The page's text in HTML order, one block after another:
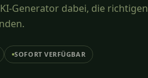
Generator dabei, die richtigen
SOFORT VERFÜGBAR